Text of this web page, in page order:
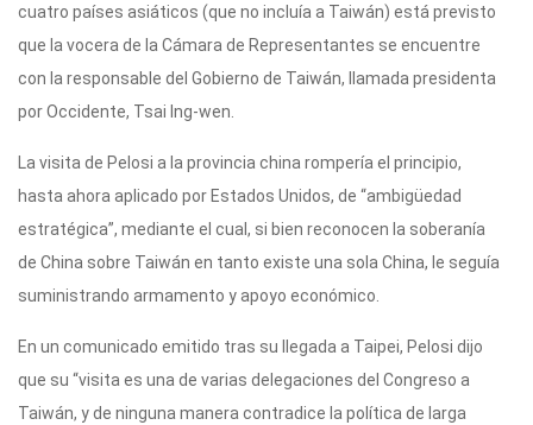
cuatro países asiáticos (que no incluía a Taiwán) está previsto
que la vocera de la Cámara de Representantes se encuentre
con la responsable del Gobierno de Taiwán, llamada presidenta
por Occidente, Tsai Ing-wen.
La visita de Pelosi a la provincia china rompería el principio,
hasta ahora aplicado por Estados Unidos, de “ambigüedad
estratégica”, mediante el cual, si bien reconocen la soberanía
de China sobre Taiwán en tanto existe una sola China, le seguía
suministrando armamento y apoyo económico.
En un comunicado emitido tras su llegada a Taipei, Pelosi dijo
que su “visita es una de varias delegaciones del Congreso a
Taiwán, y de ninguna manera contradice la política de larga